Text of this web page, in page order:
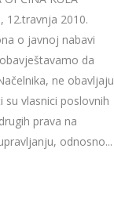
12.travnja 2010.
o javnoj nabavi
da
ne obavljaju
vlasnici poslovnih
prava na
odnosno...